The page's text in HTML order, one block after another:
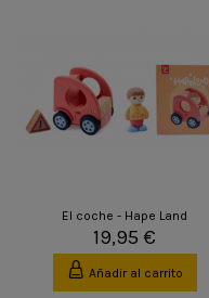
El coche - Hape Land
19,95 €
Añadir al carrito